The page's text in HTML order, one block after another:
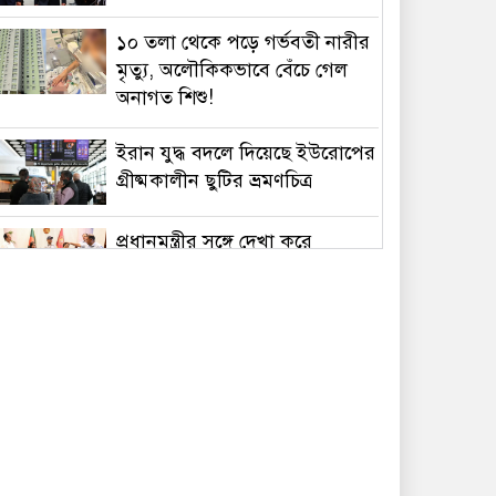
১০ তলা থেকে পড়ে গর্ভবতী নারীর
মৃত্যু, অলৌকিকভাবে বেঁচে গেল
অনাগত শিশু!
ইরান যুদ্ধ বদলে দিয়েছে ইউরোপের
গ্রীষ্মকালীন ছুটির ভ্রমণচিত্র
প্রধানমন্ত্রীর সঙ্গে দেখা করে